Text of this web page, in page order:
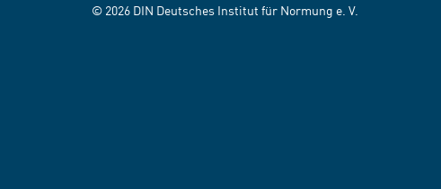
© 2026 DIN Deutsches Institut für Normung e. V.